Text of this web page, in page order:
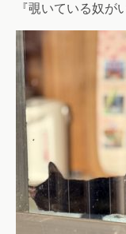
『覗いている奴が